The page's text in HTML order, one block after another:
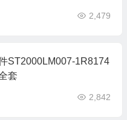
2,479
ST2000LM007-1R8174
套
2,842